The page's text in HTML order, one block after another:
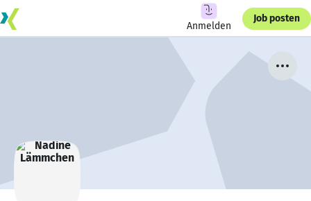
Anmelden
Job posten